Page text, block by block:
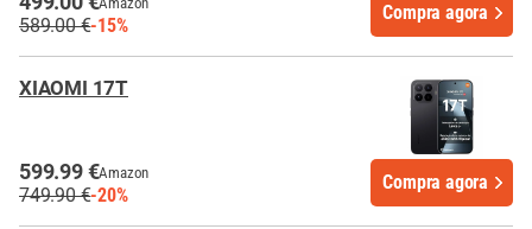
589.00 €-15%
Compra agora
XIAOMI 17T
599.99 €Amazon
749.90 €-20%
Compra agora